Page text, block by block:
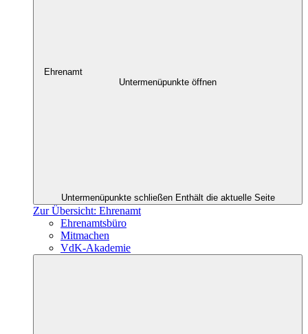
Ehrenamt
Untermenüpunkte öffnen
Untermenüpunkte schließen Enthält die aktuelle Seite
Zur Übersicht: Ehrenamt
Ehrenamtsbüro
Mitmachen
VdK-Akademie